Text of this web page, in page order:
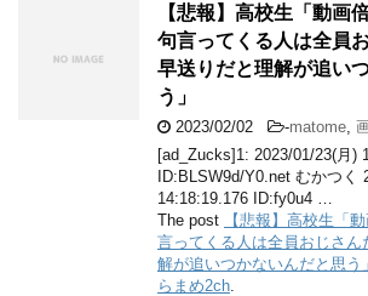
【悲報】高校生「動画
句言ってくる人は全員
早送りだと理解が追い
う」
2023/02/02 -matome
[ad_Zucks]1: 2023/01/23(月)
ID:BLSW9d/Y0.net むかつく
14:18:19.176 ID:fy0u4 …
The post
【悲報】高校生「
言ってくる人は全員おじさん
解が追いつかないんだと思う」
らまめ2ch